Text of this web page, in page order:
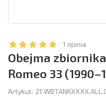
1 opinia
Obejma
Romeo 33
Artykuł: